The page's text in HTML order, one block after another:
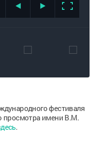
фестиваля
просмотра имени В.М.
.